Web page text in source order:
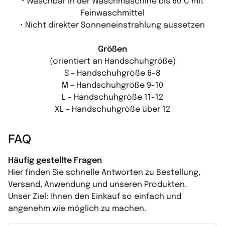
Feinwaschmittel
• Nicht direkter Sonneneinstrahlung aussetzen
Größen
(orientiert an Handschuhgröße)
S – Handschuhgröße 6-8
M – Handschuhgröße 9-10
L – Handschuhgröße 11-12
XL – Handschuhgröße über 12
FAQ
Häufig gestellte Fragen
Hier finden Sie schnelle Antworten zu Bestellung,
Versand, Anwendung und unseren Produkten.
Unser Ziel: Ihnen den Einkauf so einfach und
angenehm wie möglich zu machen.